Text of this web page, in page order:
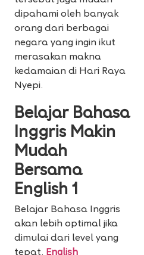
dipahami oleh banyak
orang dari berbagai
negara yang ingin ikut
merasakan makna
kedamaian di Hari Raya
Nyepi.
Belajar Bahasa
Inggris Makin
Mudah
Bersama
English 1
Belajar Bahasa Inggris
akan lebih optimal jika
dimulai dari level yang
tepat. English